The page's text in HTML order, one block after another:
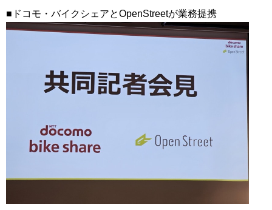
■ドコモ・バイクシェアとOpenStreetが業務提携